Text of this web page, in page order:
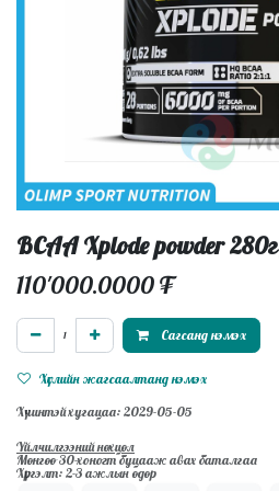
BCAA Xplode powder
110'000.0000₮
Сагсанд нэмэх
Хүслийн жагсаалтанд нэмэх
Хүчинтэй хугацаа: 2029-05-05
Үйлчилгээний нөхцөл
Мөнгөө 30-хоногт буцааж авах баталгаа
Хүргэлт: 2-3 ажлын өдөр